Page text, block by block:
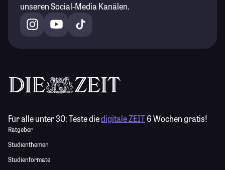
unseren Social-Media Kanälen.
Für alle unter 30:Teste diedigitale ZEIT6 Wochen gratis!
Ratgeber
Studienthemen
Studienformate